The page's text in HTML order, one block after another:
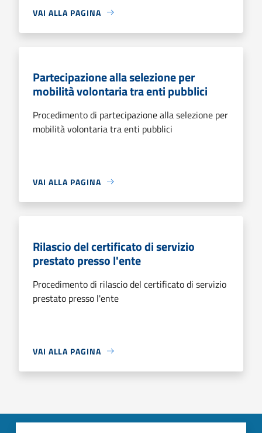
VAI ALLA PAGINA
Partecipazione alla selezione per
mobilità volontaria tra enti pubblici
Procedimento di partecipazione alla selezione per
mobilità volontaria tra enti pubblici
VAI ALLA PAGINA
Rilascio del certificato di servizio
prestato presso l'ente
Procedimento di rilascio del certificato di servizio
prestato presso l'ente
VAI ALLA PAGINA